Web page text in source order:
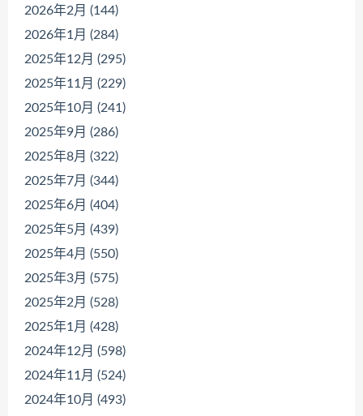
2026年2月 (144)
2026年1月 (284)
2025年12月 (295)
2025年11月 (229)
2025年10月 (241)
2025年9月 (286)
2025年8月 (322)
2025年7月 (344)
2025年6月 (404)
2025年5月 (439)
2025年4月 (550)
2025年3月 (575)
2025年2月 (528)
2025年1月 (428)
2024年12月 (598)
2024年11月 (524)
2024年10月 (493)